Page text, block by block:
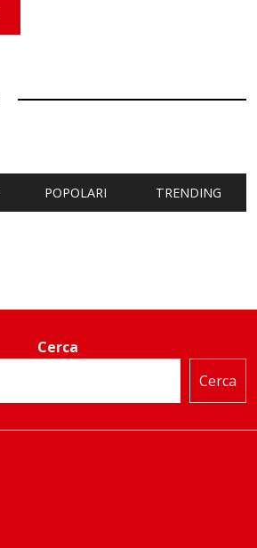
POPOLARI TRENDING
Cerca
Cerca